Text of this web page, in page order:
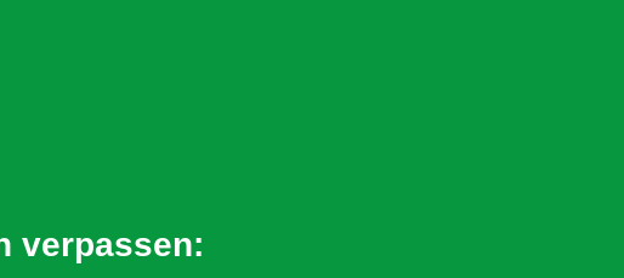
verpassen: